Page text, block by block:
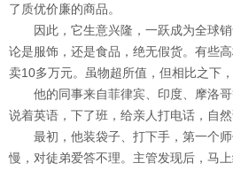
了质优价廉的商品。
因此，它生意兴隆，一跃成为全球销
论是服饰，还是食品，绝无假货。有些
卖10多万元。虽物超所值，但相比之下，
他的同事来自菲律宾、印度、摩洛哥
说着英语，下了班，给亲人打电话，自然
最初，他装袋子、打下手，第一个师
慢，对徒弟爱答不理。主管发现后，马